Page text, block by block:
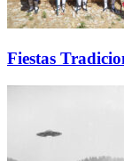
Fiestas